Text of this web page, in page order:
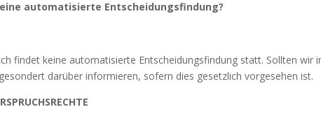
automatisierte Entschei­dungsfindung?
findet keine automatisierte Ent­scheidungsfindung statt. Sollten
darüber informieren, sofern dies ge­setzlich vorgesehen ist.